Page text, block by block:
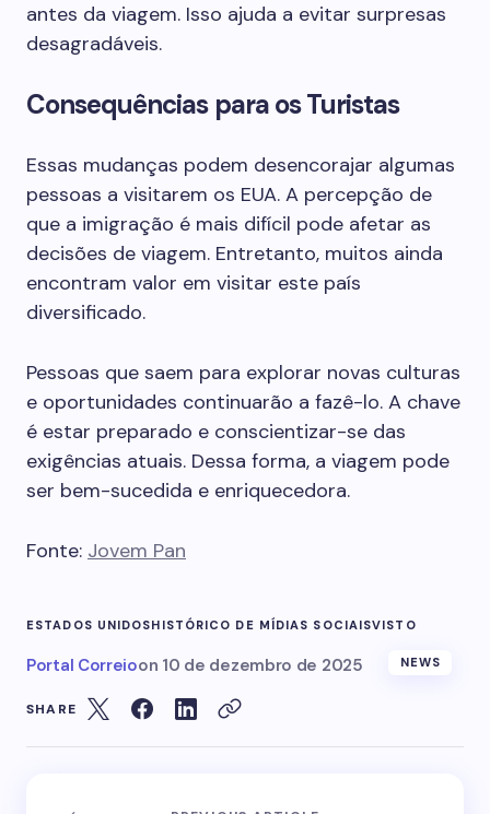
antes da viagem. Isso ajuda a evitar surpresas
desagradáveis.
Consequências para os Turistas
Essas mudanças podem desencorajar algumas
pessoas a visitarem os EUA. A percepção de
que a imigração é mais difícil pode afetar as
decisões de viagem. Entretanto, muitos ainda
encontram valor em visitar este país
diversificado.
Pessoas que saem para explorar novas culturas
e oportunidades continuarão a fazê-lo. A chave
é estar preparado e conscientizar-se das
exigências atuais. Dessa forma, a viagem pode
ser bem-sucedida e enriquecedora.
Fonte: Jovem Pan
ESTADOS UNIDOSHISTÓRICO DE MÍDIAS SOCIAISVISTO
Portal Correioon 10 de dezembro de 2025 NEWS
SHARE